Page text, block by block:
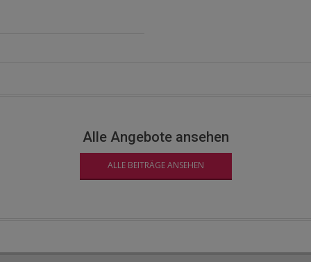
Alle Angebote ansehen
ALLE BEITRÄGE ANSEHEN